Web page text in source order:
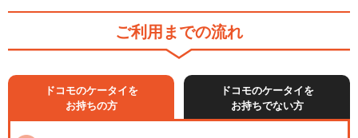
ご利用までの流れ
ドコモのケータイを
お持ちの方
ドコモのケータイを
お持ちでない方